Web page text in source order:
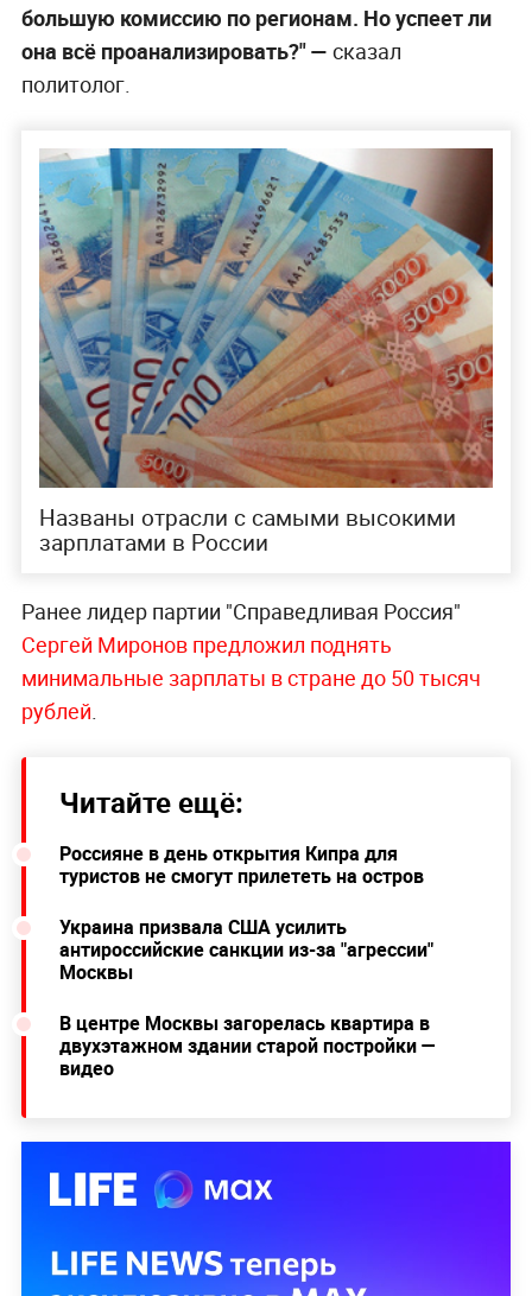
большую комиссию по регионам. Но успеет ли
она всё проанализировать?" — сказал
политолог.
Названы отрасли с самыми высокими
зарплатами в России
Ранее лидер партии "Справедливая Россия"
Сергей Миронов предложил поднять
минимальные зарплаты в стране до 50 тысяч
рублей.
Читайте ещё:
Россияне в день открытия Кипра для
туристов не смогут прилететь на остров
Украина призвала США усилить
антироссийские санкции из-за "агрессии"
Москвы
В центре Москвы загорелась квартира в
двухэтажном здании старой постройки —
видео